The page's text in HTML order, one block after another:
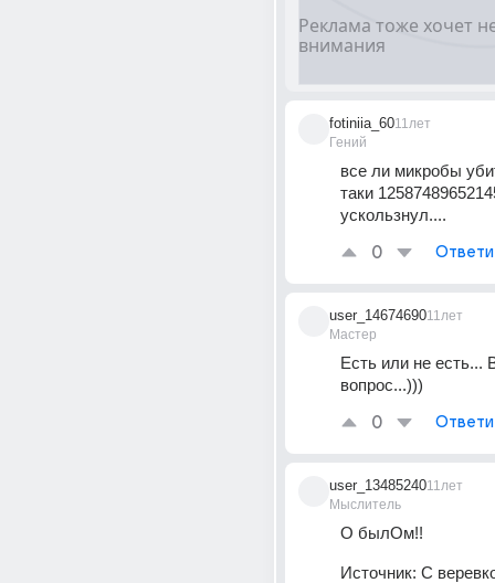
fotiniia_60
Гений
11лет
все ли микробы
таки
ускользнул....
0
user_14674690
Мастер
11лет
Есть или не есть...
вопрос...)))
0
user_13485240
Мыслитель
11лет
О былОм!!
Источник: С